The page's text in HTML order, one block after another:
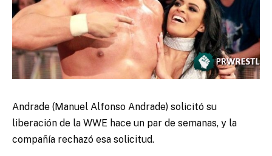
Andrade (Manuel Alfonso Andrade) solicitó su
liberación de la WWE hace un par de semanas, y la
compañía rechazó esa solicitud.